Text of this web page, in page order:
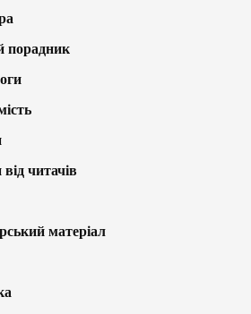
порадник
читачів
матеріал